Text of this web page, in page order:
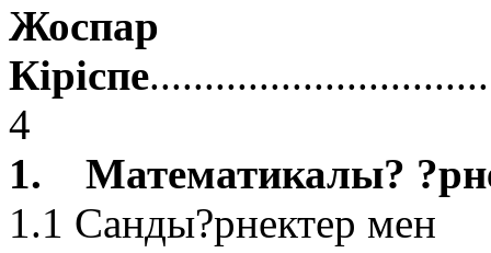
Жоспар
Кіріспе
4
1. Математикалы?
1.1 Санды?рнектер мен